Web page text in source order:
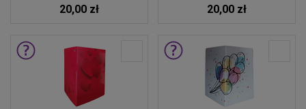
20,00 zł 20,00 zł